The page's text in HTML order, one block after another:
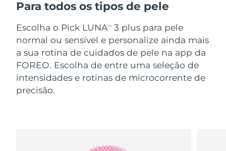
Para todos os tipos de pele
Escolha o Pick LUNATM
3 plus para pele
normal ou sensível e personalize ainda mais
a sua rotina de cuidados de pele na app da
FOREO. Escolha de entre uma seleção de
intensidades e rotinas de microcorrente de
precisão.